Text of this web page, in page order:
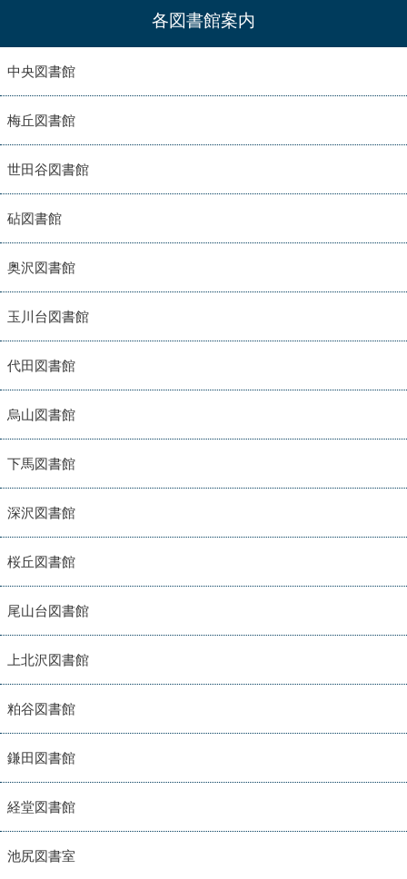
各図書館案内
中央図書館
梅丘図書館
世田谷図書館
砧図書館
奥沢図書館
玉川台図書館
代田図書館
烏山図書館
下馬図書館
深沢図書館
桜丘図書館
尾山台図書館
上北沢図書館
粕谷図書館
鎌田図書館
経堂図書館
池尻図書室